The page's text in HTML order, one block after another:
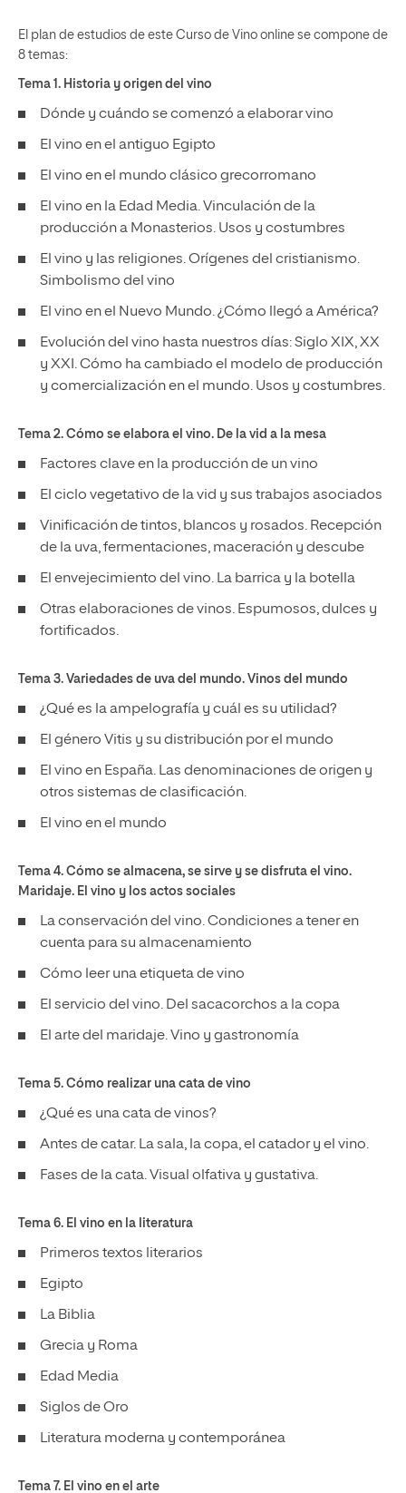
El plan de estudios de este Curso de Vino online se compone de
8 temas:
Tema 1. Historia y origen del vino
Dónde y cuándo se comenzó a elaborar vino
El vino en el antiguo Egipto
El vino en el mundo clásico grecorromano
El vino en la Edad Media. Vinculación de la
producción a Monasterios. Usos y costumbres
El vino y las religiones. Orígenes del cristianismo.
Simbolismo del vino
El vino en el Nuevo Mundo. ¿Cómo llegó a América?
Evolución del vino hasta nuestros días: Siglo XIX, XX
y XXI. Cómo ha cambiado el modelo de producción
y comercialización en el mundo. Usos y costumbres.
Tema 2. Cómo se elabora el vino. De la vid a la mesa
Factores clave en la producción de un vino
El ciclo vegetativo de la vid y sus trabajos asociados
Vinificación de tintos, blancos y rosados. Recepción
de la uva, fermentaciones, maceración y descube
El envejecimiento del vino. La barrica y la botella
Otras elaboraciones de vinos. Espumosos, dulces y
fortificados.
Tema 3. Variedades de uva del mundo. Vinos del mundo
¿Qué es la ampelografía y cuál es su utilidad?
El género Vitis y su distribución por el mundo
El vino en España. Las denominaciones de origen y
otros sistemas de clasificación.
El vino en el mundo
Tema 4. Cómo se almacena, se sirve y se disfruta el vino.
Maridaje. El vino y los actos sociales
La conservación del vino. Condiciones a tener en
cuenta para su almacenamiento
Cómo leer una etiqueta de vino
El servicio del vino. Del sacacorchos a la copa
El arte del maridaje. Vino y gastronomía
Tema 5. Cómo realizar una cata de vino
¿Qué es una cata de vinos?
Antes de catar. La sala, la copa, el catador y el vino.
Fases de la cata. Visual olfativa y gustativa.
Tema 6. El vino en la literatura
Primeros textos literarios
Egipto
La Biblia
Grecia y Roma
Edad Media
Siglos de Oro
Literatura moderna y contemporánea
Tema 7. El vino en el arte